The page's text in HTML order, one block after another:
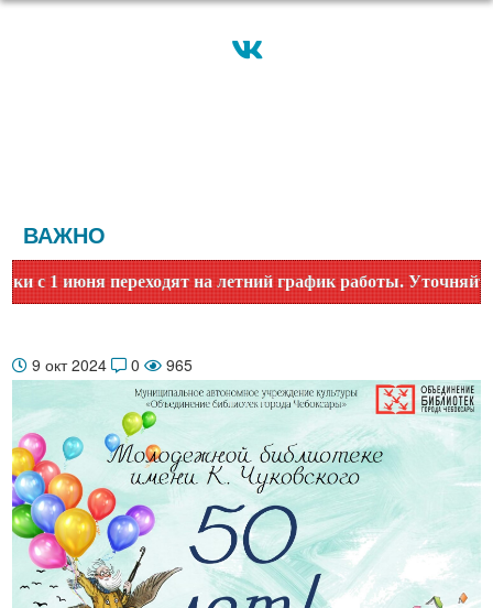
ВАЖНО
июня переходят на летний график работы. Уточняйте
9 окт 2024 0 965